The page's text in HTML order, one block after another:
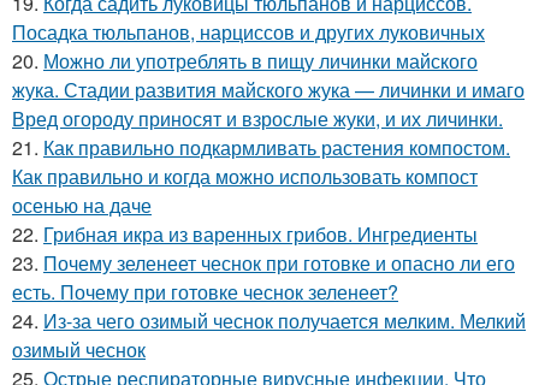
Посадка тюльпанов, нарциссов и других луковичных
20. Можно ли употреблять в пищу личинки майского
жука. Стадии развития майского жука — личинки и имаго
Вред огороду приносят и взрослые жуки, и их личинки.
21. Как правильно подкармливать растения компостом.
Как правильно и когда можно использовать компост
осенью на даче
22. Грибная икра из варенных грибов. Ингредиенты
23. Почему зеленеет чеснок при готовке и опасно ли его
есть. Почему при готовке чеснок зеленеет?
24. Из-за чего озимый чеснок получается мелким. Мелкий
озимый чеснок
25. Острые респираторные вирусные инфекции. Что